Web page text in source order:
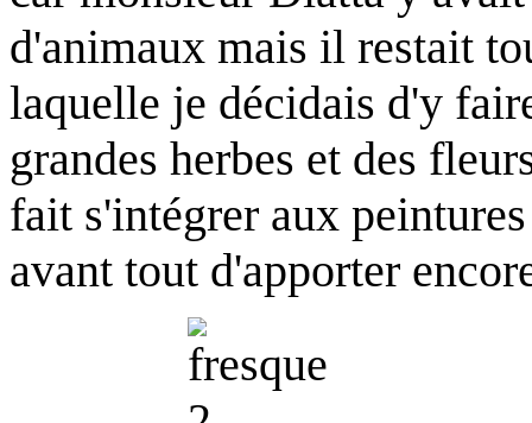
d'animaux mais il restait
laquelle je décidais d'y
grandes herbes et des
fait s'intégrer aux
avant tout d'apporter